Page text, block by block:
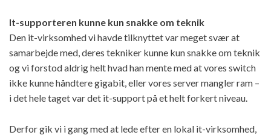
It-supporteren kunne kun snakke om teknik
Den it-virksomhed vi havde tilknyttet var meget svær at
samarbejde med, deres tekniker kunne kun snakke om teknik
og vi forstod aldrig helt hvad han mente med at vores switch
ikke kunne håndtere gigabit, eller vores server mangler ram –
i det hele taget var det it-support på et helt forkert niveau.
Derfor gik vi i gang med at lede efter en lokal it-virksomhed,